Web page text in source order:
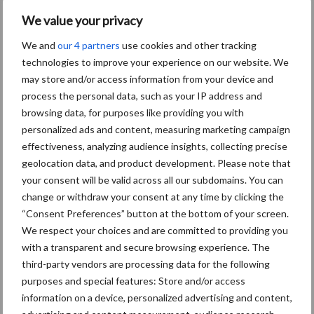
We value your privacy
We and our 4 partners use cookies and other tracking
technologies to improve your experience on our website. We
may store and/or access information from your device and
process the personal data, such as your IP address and
browsing data, for purposes like providing you with
personalized ads and content, measuring marketing campaign
effectiveness, analyzing audience insights, collecting precise
geolocation data, and product development. Please note that
your consent will be valid across all our subdomains. You can
change or withdraw your consent at any time by clicking the
“Consent Preferences” button at the bottom of your screen.
We respect your choices and are committed to providing you
with a transparent and secure browsing experience. The
third-party vendors are processing data for the following
purposes and special features: Store and/or access
information on a device, personalized advertising and content,
Themapagina's
Diergezondheid Bemesting Fokkerij
Bedrijfsnieuws
Ligbox &
Voerhekken
Toon meer